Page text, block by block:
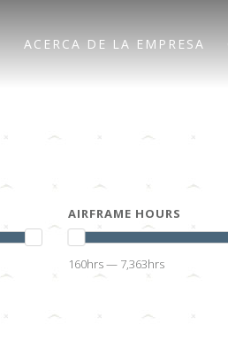
ACERCA DE LA EMPRESA
AIRFRAME HOURS
160hrs — 7,363hrs